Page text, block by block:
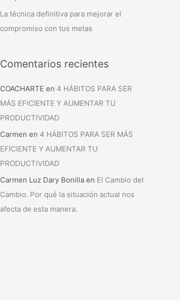
La técnica definitiva para mejorar el
compromiso con tus metas
Comentarios recientes
COACHARTE en 4 HÁBITOS PARA SER
MÁS EFICIENTE Y AUMENTAR TU
PRODUCTIVIDAD
Carmen en 4 HÁBITOS PARA SER MÁS
EFICIENTE Y AUMENTAR TU
PRODUCTIVIDAD
Carmen Luz Dary Bonilla en El Cambio del
Cambio. Por qué la situación actual nos
afecta de esta manera.